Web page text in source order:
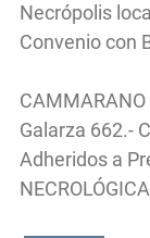
Necrópolis local
Convenio con
Galarza 662.-
Adheridos a